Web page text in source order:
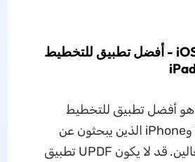
1. UPDF لنظام iOS - أفضل تطبيق للتخطيط
هو أفضل تطبيق للتخطيط
لمستخدمي iPad وiPhone الذين يبحثون عن
تنظيم وإنتاجية فعالين. قد لا يكون UPDF تطبيق